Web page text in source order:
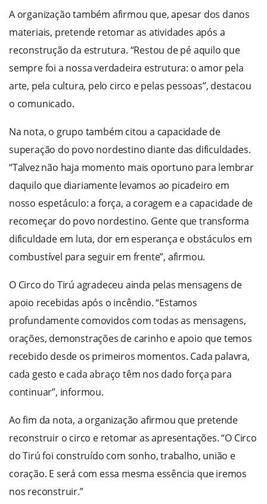
A organização também afirmou que, apesar dos danos
materiais, pretende retomar as atividades após a
reconstrução da estrutura. “Restou de pé aquilo que
sempre foi a nossa verdadeira estrutura: o amor pela
arte, pela cultura, pelo circo e pelas pessoas”, destacou
o comunicado.
Na nota, o grupo também citou a capacidade de
superação do povo nordestino diante das dificuldades.
“Talvez não haja momento mais oportuno para lembrar
daquilo que diariamente levamos ao picadeiro em
nosso espetáculo: a força, a coragem e a capacidade de
recomeçar do povo nordestino. Gente que transforma
dificuldade em luta, dor em esperança e obstáculos em
combustível para seguir em frente”, afirmou.
O Circo do Tirú agradeceu ainda pelas mensagens de
apoio recebidas após o incêndio. “Estamos
profundamente comovidos com todas as mensagens,
orações, demonstrações de carinho e apoio que temos
recebido desde os primeiros momentos. Cada palavra,
cada gesto e cada abraço têm nos dado força para
continuar”, informou.
Ao fim da nota, a organização afirmou que pretende
reconstruir o circo e retomar as apresentações. “O Circo
do Tirú foi construído com sonho, trabalho, união e
coração. E será com essa mesma essência que iremos
nos reconstruir.”